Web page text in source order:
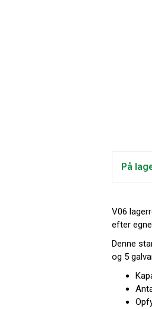
På
V06
efter
Denne
og 5